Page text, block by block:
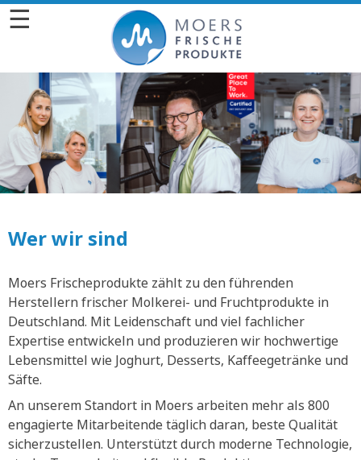
☰
Wer wir sind
Moers Frischeprodukte zählt zu den führenden
Herstellern frischer Molkerei- und Fruchtprodukte in
Deutschland. Mit Leidenschaft und viel fachlicher
Expertise entwickeln und produzieren wir hochwertige
Lebensmittel wie Joghurt, Desserts, Kaffeegetränke und
Säfte.
An unserem Standort in Moers arbeiten mehr als 800
engagierte Mitarbeitende täglich daran, beste Qualität
sicherzustellen. Unterstützt durch moderne Technologie,